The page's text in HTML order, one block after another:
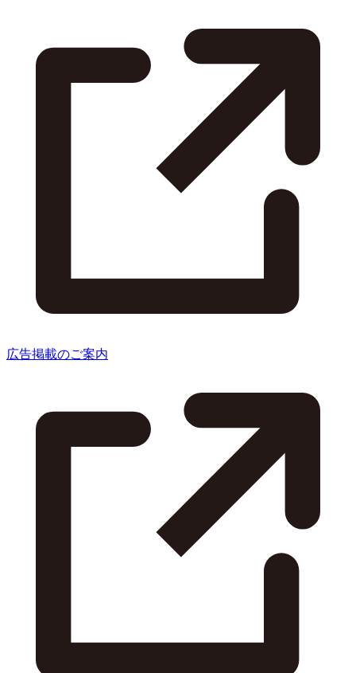
広告掲載のご案内